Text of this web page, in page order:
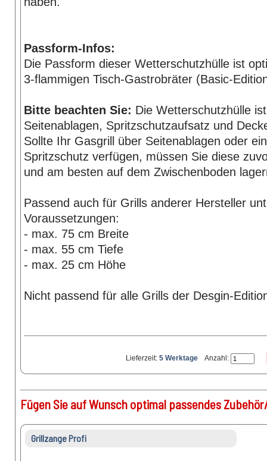
Passform-Infos:
Die Passform dieser Wetterschutzhülle ist
3-flammigen Tisch-Gastrobräter (Basic-
Bitte beachten Sie: Die Wetterschutzhülle
Seitenablagen, Spritzschutzaufsatz und
Sollte Ihr Gasgrill über Seitenablagen oder
Spritzschutz verfügen, müssen Sie diese
und am besten auf dem Zwischenboden
Passend auch für Grills anderer Hersteller
Voraussetzungen:
- max. 75 cm Breite
- max. 55 cm Tiefe
- max. 25 cm Höhe
Nicht passend für alle Grills der Desgin-
Lieferzeit: 5 Werktage Anzahl:
Fügen Sie auf Wunsch optimal passendes
Grillzange Profi